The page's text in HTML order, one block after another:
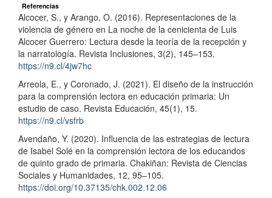
Referencias
Alcocer, S., y Arango, O. (2016). Representaciones de la
violencia de género en La noche de la cenicienta de Luis
Alcocer Guerrero: Lectura desde la teoría de la recepción y
la narratología. Revista Inclusiones, 3(2), 145–153.
https://n9.cl/4jw7hc
Arreola, E., y Coronado, J. (2021). El diseño de la instrucción
para la comprensión lectora en educación primaria: Un
estudio de caso. Revista Educación, 45(1), 15.
https://n9.cl/vsfrb
Avendaño, Y. (2020). Influencia de las estrategias de lectura
de Isabel Solé en la comprensión lectora de los educandos
de quinto grado de primaria. Chakiñan: Revista de Ciencias
Sociales y Humanidades, 12, 95–105.
https://doi.org/10.37135/chk.002.12.06